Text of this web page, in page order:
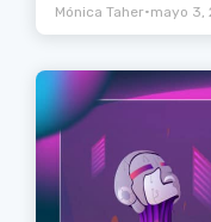
Mónica Taher•mayo 3,